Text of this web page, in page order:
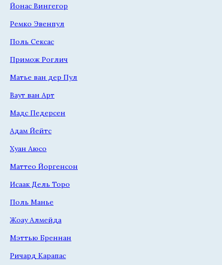
Йонас Вингегор
Ремко Эвенпул
Поль Сексас
Примож Роглич
Матье ван дер Пул
Ваут ван Арт
Мадс Педерсен
Адам Йейтс
Хуан Аюсо
Маттео Йоргенсон
Исаак Дель Торо
Поль Манье
Жоау Алмейда
Мэттью Бреннан
Ричард Карапас